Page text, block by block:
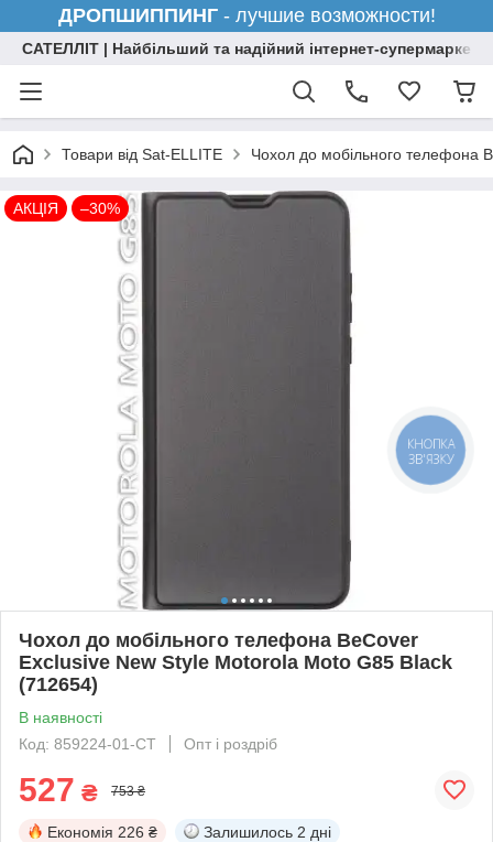
ДРОПШИППИНГ- лучшие возможности!
САТЕЛЛІТ | Найбільший та надійний інтернет-супермаркет
Товари від Sat-ELLITE Чохол до мобільного телефона
АКЦІЯ –30%
Чохол до мобільного телефона BeCover
Exclusive New Style Motorola Moto G85 Black
(712654)
В наявності
Код: 859224-01-СТ
Опт і роздріб
527 ₴ 753 ₴
Економія 226 ₴ Залишилось 2 дні
КНОПКА
ЗВ'ЯЗКУ